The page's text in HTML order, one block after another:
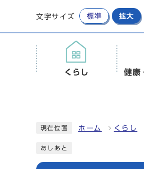
文字サイズ 標準 拡大
くらし 健康
現在位置 ホーム くらし
あしあと